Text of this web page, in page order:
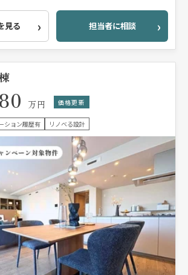
見る 担当者に相談
万円 価格更新
ション履歴有 リノベる設計